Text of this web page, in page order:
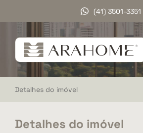
(41) 3501-3351
HOME
VENDA
LOCAÇÃO
Detalhes do imóvel
Detalhes do imóvel